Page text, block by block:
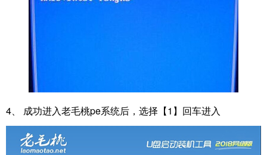
4、 成功进入老毛桃pe系统后，选择【1】回车进入